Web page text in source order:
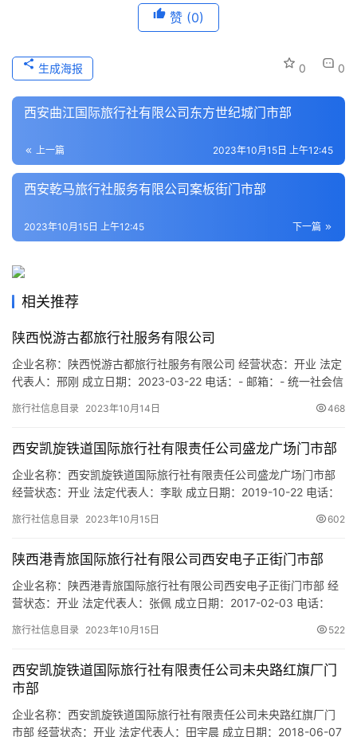
史
文
化
游
之
家
本
地
生
活
旅
游
城
市
注册
赞 (0)
0 0
生成海报
西安曲江国际旅行社有限公司东方世纪城门市部
上一篇 2023年10月15日 上午12:45
西安乾马旅行社服务有限公司案板街门市部
下一篇
2023年10月15日 上午12:45
相关推荐
陕西悦游古都旅行社服务有限公司
企业名称：陕西悦游古都旅行社服务有限公司 经营状态：开业 法定
代表人：邢刚 成立日期：2023-03-22 电话：- 邮箱：- 统一社会信
区北关正街33号腾飞鸿翔大厦1幢1单元11106室 网址：- 经营范
许可的培训）；互联网销售…
旅行社信息目录 2023年10月14日 468
西安凯旋铁道国际旅行社有限责任公司盛龙广场门市部
企业名称：西安凯旋铁道国际旅行社有限责任公司盛龙广场门市部
经营状态：开业 法定代表人：李耿 成立日期：2019-10-22 电话：
码：91610135MA6TNP526Q 注册地址：陕西省西安市未央区盛龙
宣传咨…
旅行社信息目录 2023年10月15日 602
陕西港青旅国际旅行社有限公司西安电子正街门市部
企业名称：陕西港青旅国际旅行社有限公司西安电子正街门市部 经
营状态：开业 法定代表人：张佩 成立日期：2017-02-03 电话：
91610135MA6U1EN721 注册地址：陕西省西安市雁塔区陕西省西
徕游客提…
旅行社信息目录 2023年10月15日 522
西安凯旋铁道国际旅行社有限责任公司未央路红旗厂门
市部
企业名称：西安凯旋铁道国际旅行社有限责任公司未央路红旗厂门
市部 经营状态：开业 法定代表人：田宇晨 成立日期：2018-06-07